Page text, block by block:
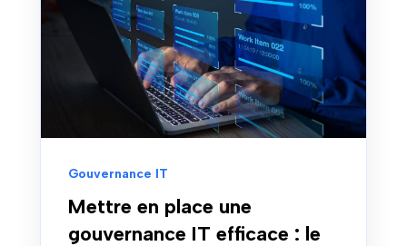
Gouvernance IT
Mettre en place une
gouvernance IT efficace : le